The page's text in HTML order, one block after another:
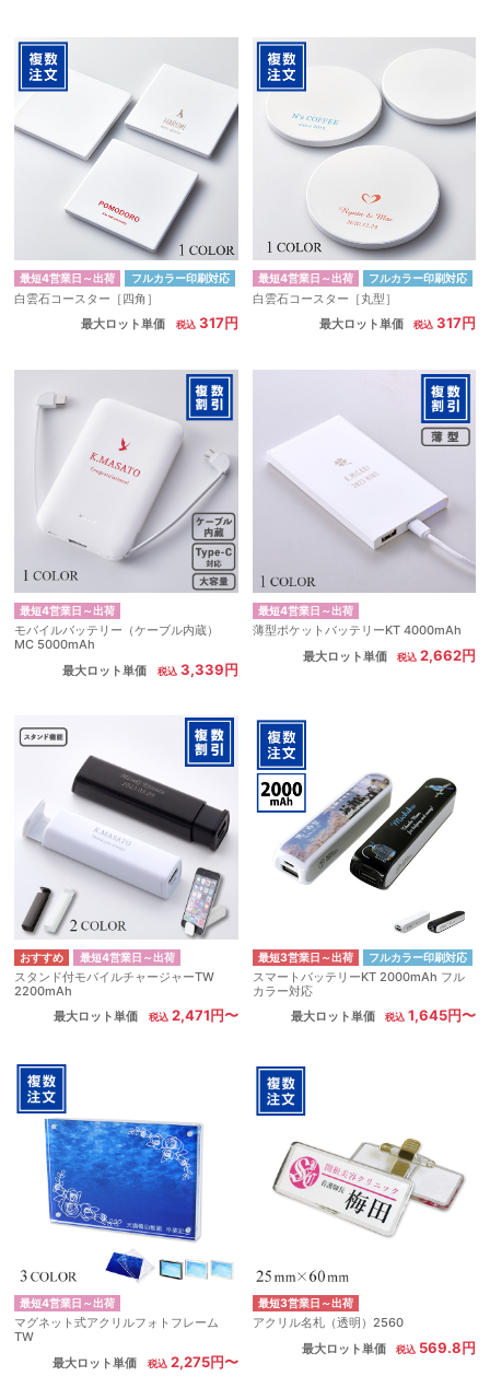
最短4営業日～出荷 フルカラー印刷対応
白雲石コースター［四角］
最大ロット単価
317円
最短4営業日～出荷 フルカラー印刷対応
白雲石コースター［丸型］
最大ロット単価
317円
最短4営業日～出荷
モバイルバッテリー（ケーブル内蔵）
MC 5000mAh
最大ロット単価
3,339円
最短4営業日～出荷
薄型ポケットバッテリーKT 4000mAh
最大ロット単価
2,662円
最短4営業日～出荷
スタンド付モバイルチャージャーTW
2200mAh
最大ロット単価
2,471円〜
最短3営業日～出荷 フルカラー印刷対応
スマートバッテリーKT 2000mAh フル
カラー対応
最大ロット単価
1,645円〜
最短4営業日～出荷
マグネット式アクリルフォトフレーム
TW
最大ロット単価
2,275円〜
最短3営業日～出荷
アクリル名札（透明）2560
最大ロット単価
569.8円